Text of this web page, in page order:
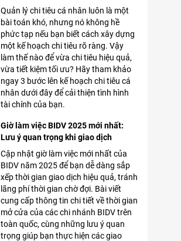
Quản lý chi tiêu cá nhân luôn là một
bài toán khó, nhưng nó không hề
phức tạp nếu bạn biết cách xây dựng
một kế hoạch chi tiêu rõ ràng. Vậy
làm thế nào để vừa chi tiêu hiệu quả,
vừa tiết kiệm tối ưu? Hãy tham khảo
ngay 3 bước lên kế hoạch chi tiêu cá
nhân dưới đây để cải thiện tình hình
tài chính của bạn.
Giờ làm việc BIDV 2025 mới nhất:
Lưu ý quan trọng khi giao dịch
Cập nhật giờ làm việc mới nhất của
BIDV năm 2025 để bạn dễ dàng sắp
xếp thời gian giao dịch hiệu quả, tránh
lãng phí thời gian chờ đợi. Bài viết
cung cấp thông tin chi tiết về thời gian
mở cửa của các chi nhánh BIDV trên
toàn quốc, cùng những lưu ý quan
trọng giúp bạn thực hiện các giao